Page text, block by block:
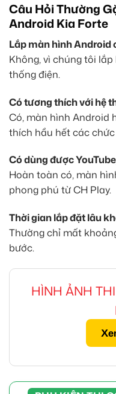
Câu Hỏi Thường
Android Kia Forte
Lắp màn hình Android
Không, vì chúng tôi
thống điện.
Có tương thích với hệ
Có, màn hình Android
thích hầu hết các
Có dùng được
Hoàn toàn có, màn
phong phú từ CH Play.
Thời gian lắp đặt lâu
Thường chỉ mất
bước.
HÌNH ẢNH